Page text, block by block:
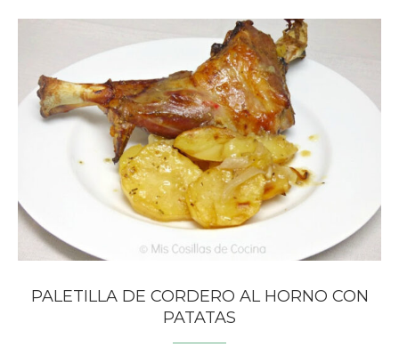
PALETILLA DE CORDERO AL HORNO CON
PATATAS